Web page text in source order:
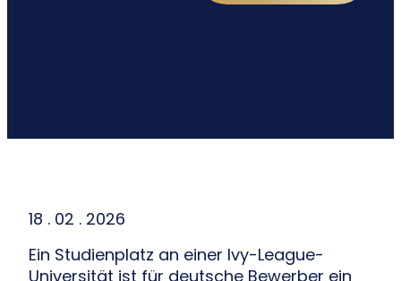
18 . 02 . 2026
Ein Studienplatz an einer Ivy-League-
Universität ist für deutsche Bewerber ein